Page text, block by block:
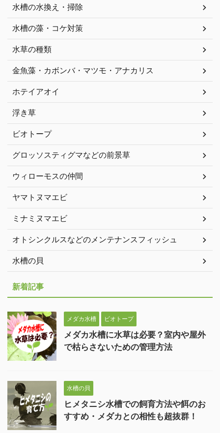
水槽の水換え・掃除
水槽の藻・コケ対策
水草の種類
金魚藻・カボンバ・マツモ・アナカリス
ホテイアオイ
浮き草
ビオトープ
グロッソスティグマなどの前景草
ウィローモスの仲間
ヤマトヌマエビ
ミナミヌマエビ
オトシンクルスなどのメンテナンスフィッシュ
水槽の貝
新着記事
メダカ水槽 ビオトープ
メダカ水槽に水草は必要？室内や屋外
で枯らさないための管理方法
水槽の貝
ヒメタニシ水槽での飼育方法や餌のお
すすめ・メダカとの相性も超抜群！